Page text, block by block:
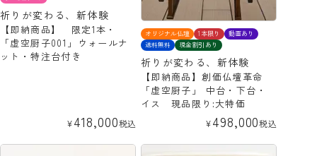
祈りが変わる、新体験
【即納商品】 限定1本・
「虚空厨子001」ウォールナ
ット・特注台付き
¥418,000税込
オリジナル仏壇 1本限り
動画あり
送料無料
現金割引あり
祈りが変わる、新体験
【即納商品】創価仏壇革命
「虚空厨子」 中台・下台・
イス 現品限り:大特価
¥498,000税込